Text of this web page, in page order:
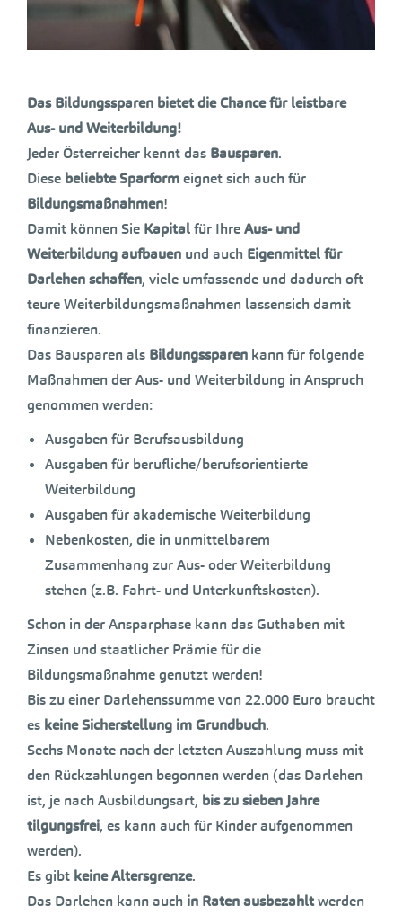
Das Bildungssparen bietet die Chancefür leistbare
Aus- und Weiterbildung!
Jeder Österreicher kennt das Bausparen.
Diese beliebte Sparformeignet sich auch für
Bildungsmaßnahmen!
Damit können Sie Kapitalfür IhreAus- und
Weiterbildung aufbauen und auch Eigenmittel für
Darlehen schaffen, viele umfassende und dadurch oft
teure Weiterbildungsmaßnahmen lassensich damit
finanzieren.
Das Bausparen als Bildungssparen kann für folgende
Maßnahmen der Aus- und Weiterbildung in Anspruch
genommen werden:
Ausgaben für Berufsausbildung
Ausgaben für berufliche/berufsorientierte
Weiterbildung
Ausgaben für akademische Weiterbildung
Nebenkosten, die in unmittelbarem
Zusammenhang zur Aus- oder Weiterbildung
stehen (z.B. Fahrt- und Unterkunftskosten).
Schon in der Ansparphase kann das Guthaben mit
Zinsen und staatlicher Prämie für die
Bildungsmaßnahme genutzt werden!
Bis zu einer Darlehenssumme von 22.000 Euro braucht
es keine Sicherstellung im Grundbuch.
Sechs Monate nach der letzten Auszahlung muss mit
den Rückzahlungen begonnen werden (das Darlehen
ist, je nach Ausbildungsart, bis zu sieben Jahre
tilgungsfrei, es kann auch für Kinder aufgenommen
werden).
Es gibt keine Altersgrenze.
Das Darlehen kann auch in Raten ausbezahltwerden